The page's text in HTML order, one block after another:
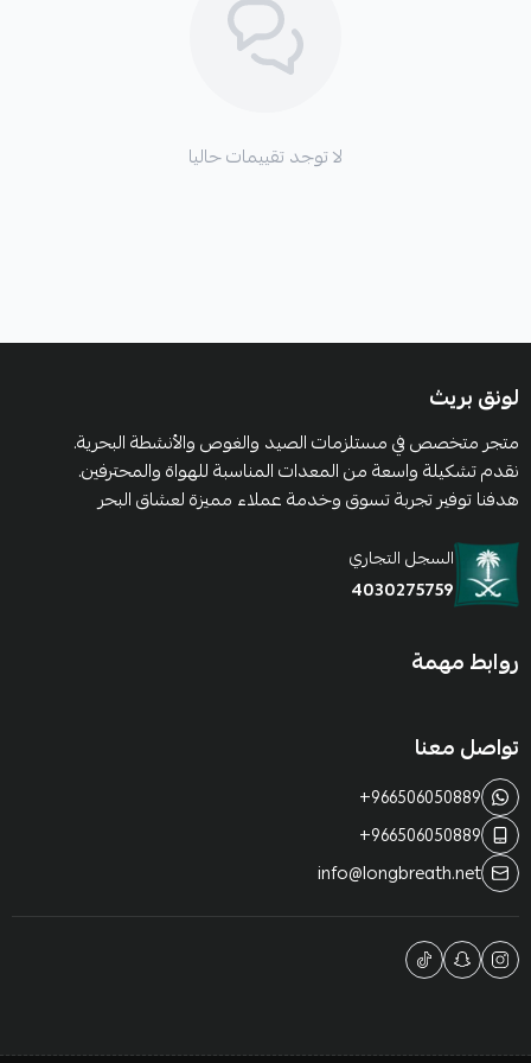
تجمع بين الأداء العالي والمظهر الأنيق، مما يجعلها خيارًا
لا توجد تقييمات حاليا
لونق بريث
متجر متخصص في مستلزمات الصيد والغوص والأنشطة البحرية.
نقدم تشكيلة واسعة من المعدات المناسبة للهواة والمحترفين.
هدفنا توفير تجربة تسوق وخدمة عملاء مميزة لعشاق البحر
السجل التجاري
4030275759
روابط مهمة
تواصل معنا
+966506050889
+966506050889
info@longbreath.net